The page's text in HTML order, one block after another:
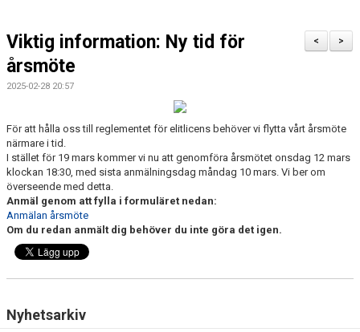
#FRAMTIDSSUPPORTER
EMILIAS MINNESFOND
INTRESSEANMÄLAN FÖR SPELARE
INTRESSEANMÄLAN LEDARE
ANMÄLAN TILL CAMPER
>
<
Viktig information: Ny tid för
årsmöte
2025-02-28 20:57
För att hålla oss till reglementet för elitlicens behöver vi flytta vårt årsmöte
närmare i tid.
I stället för 19 mars kommer vi nu att genomföra årsmötet onsdag 12 mars
klockan 18:30, med sista anmälningsdag måndag 10 mars. Vi ber om
överseende med detta.
Anmäl genom att fylla i formuläret nedan:
Anmälan årsmöte
Om du redan anmält dig behöver du inte göra det igen.
Nyhetsarkiv